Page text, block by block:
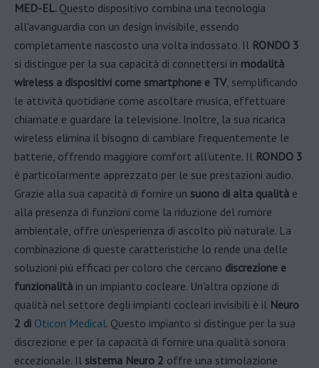
MED-EL. Questo dispositivo combina una tecnologia
all'avanguardia con un design invisibile, essendo
completamente nascosto una volta indossato. Il RONDO 3
si distingue per la sua capacità di connettersi in modalità
wireless a dispositivi come smartphone e TV, semplificando
le attività quotidiane come ascoltare musica, effettuare
chiamate e guardare la televisione. Inoltre, la sua ricarica
wireless elimina il bisogno di cambiare frequentemente le
batterie, offrendo maggiore comfort all’utente​. Il RONDO 3
è particolarmente apprezzato per le sue prestazioni audio.
Grazie alla sua capacità di fornire un suono di alta qualità e
alla presenza di funzioni come la riduzione del rumore
ambientale, offre un’esperienza di ascolto più naturale. La
combinazione di queste caratteristiche lo rende una delle
soluzioni più efficaci per coloro che cercano discrezione e
funzionalità in un impianto cocleare​. Un'altra opzione di
qualità nel settore degli impianti cocleari invisibili è il Neuro
2 di Oticon Medical. Questo impianto si distingue per la sua
discrezione e per la capacità di fornire una qualità sonora
eccezionale. Il sistema Neuro 2 offre una stimolazione